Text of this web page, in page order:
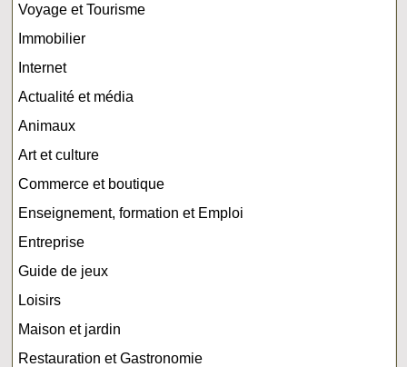
Voyage et Tourisme
Immobilier
Internet
Actualité et média
Animaux
Art et culture
Commerce et boutique
Enseignement, formation et Emploi
Entreprise
Guide de jeux
Loisirs
Maison et jardin
Restauration et Gastronomie